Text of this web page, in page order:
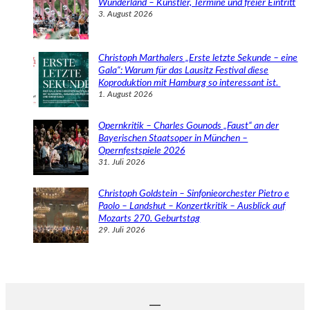
Wunderland – Künstler, Termine und freier Eintritt
3. August 2026
Christoph Marthalers „Erste letzte Sekunde – eine
Gala“: Warum für das Lausitz Festival diese
Koproduktion mit Hamburg so interessant ist.
1. August 2026
Opernkritik – Charles Gounods „Faust“ an der
Bayerischen Staatsoper in München –
Opernfestspiele 2026
31. Juli 2026
Christoph Goldstein – Sinfonieorchester Pietro e
Paolo – Landshut – Konzertkritik – Ausblick auf
Mozarts 270. Geburtstag
29. Juli 2026